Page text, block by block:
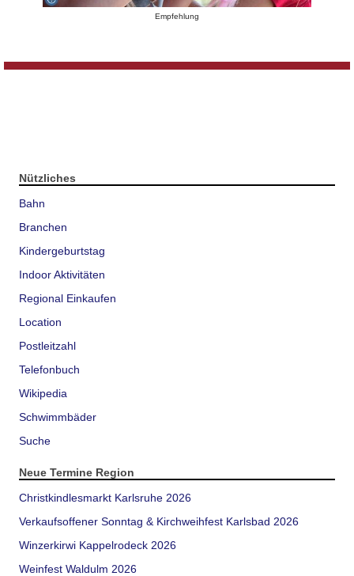
Empfehlung
Nützliches
Bahn
Branchen
Kindergeburtstag
Indoor Aktivitäten
Regional Einkaufen
Location
Postleitzahl
Telefonbuch
Wikipedia
Schwimmbäder
Suche
Neue Termine Region
Christkindlesmarkt Karlsruhe 2026
Verkaufsoffener Sonntag & Kirchweihfest Karlsbad 2026
Winzerkirwi Kappelrodeck 2026
Weinfest Waldulm 2026